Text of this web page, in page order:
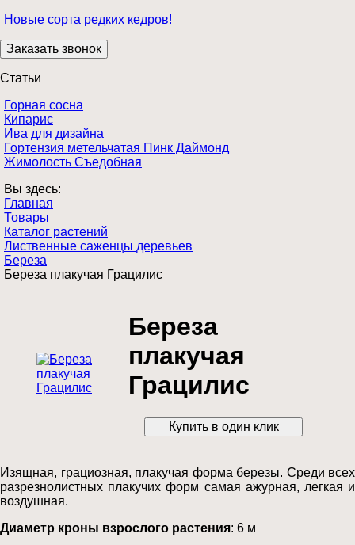
Новые сорта редких кедров!
Статьи
Горная сосна
Кипарис
Ива для дизайна
Гортензия метельчатая Пинк Даймонд
Жимолость Съедобная
Вы здесь:
Главная
Товары
Каталог растений
Лиственные саженцы деревьев
Береза
Береза плакучая Грацилис
Береза
плакучая
Грацилис
Изящная, грациозная, плакучая форма березы. Среди всех
разрезнолистных плакучих форм самая ажурная, легкая и
воздушная.
Диаметр кроны взрослого растения: 6 м